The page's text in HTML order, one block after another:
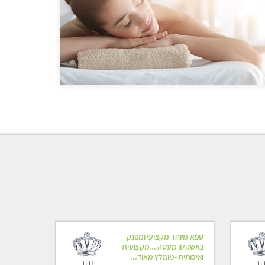
ספא מיוחד מקצועי ומפנק
באשקלון מעסה ...מקצועית
ואיכותית -מומלץ מאוד...
זהב